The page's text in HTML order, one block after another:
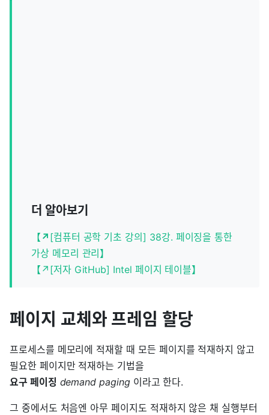
더 알아보기
【↗ [컴퓨터 공학 기초 강의] 38강. 페이징을 통한
가상 메모리 관리】
【↗[저자 GitHub] Intel 페이지 테이블】
페이지 교체와 프레임 할당
프로세스를 메모리에 적재할 때 모든 페이지를 적재하지 않고
필요한 페이지만 적재하는 기법을
요구 페이징 demand paging이라고 한다.
그 중에서도 처음엔 아무 페이지도 적재하지 않은 채 실행부터